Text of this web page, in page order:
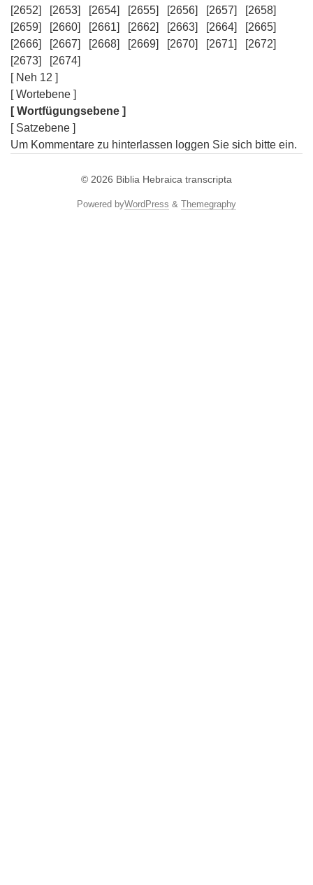
[2652]
[2653] [2654] [2655] [2656] [2657]
[2658]
[2659]
[2660] [2661] [2662] [2663] [2664]
[2665]
[2666]
[2667] [2668] [2669] [2670] [2671]
[2672]
[2673]
[2674]
[ Neh 12 ]
[ Wortebene ]
[ Wortfügungsebene ]
[ Satzebene ]
Um Kommentare zu hinterlassen loggen Sie sich bitte ein.
© 2026 Biblia Hebraica transcripta
Powered byWordPress & Themegraphy